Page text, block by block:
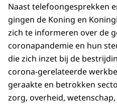
Naast telefoongesprekken
gingen de Koning en
zich te informeren over de
coronapandemie en hun
die zich inzet bij de
corona-gerelateerde
geraakte en betrokken
zorg, overheid,